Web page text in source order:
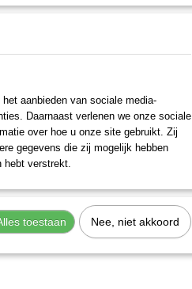
7040011100
8024986622966
7040011100
0,33 Kg
aanbieden van sociale media-
Daarnaast verlenen we onze sociale
over hoe u onze site gebruikt. Zij
gegevens die zij mogelijk hebben
hebt verstrekt.
toestaan Nee, niet akkoord